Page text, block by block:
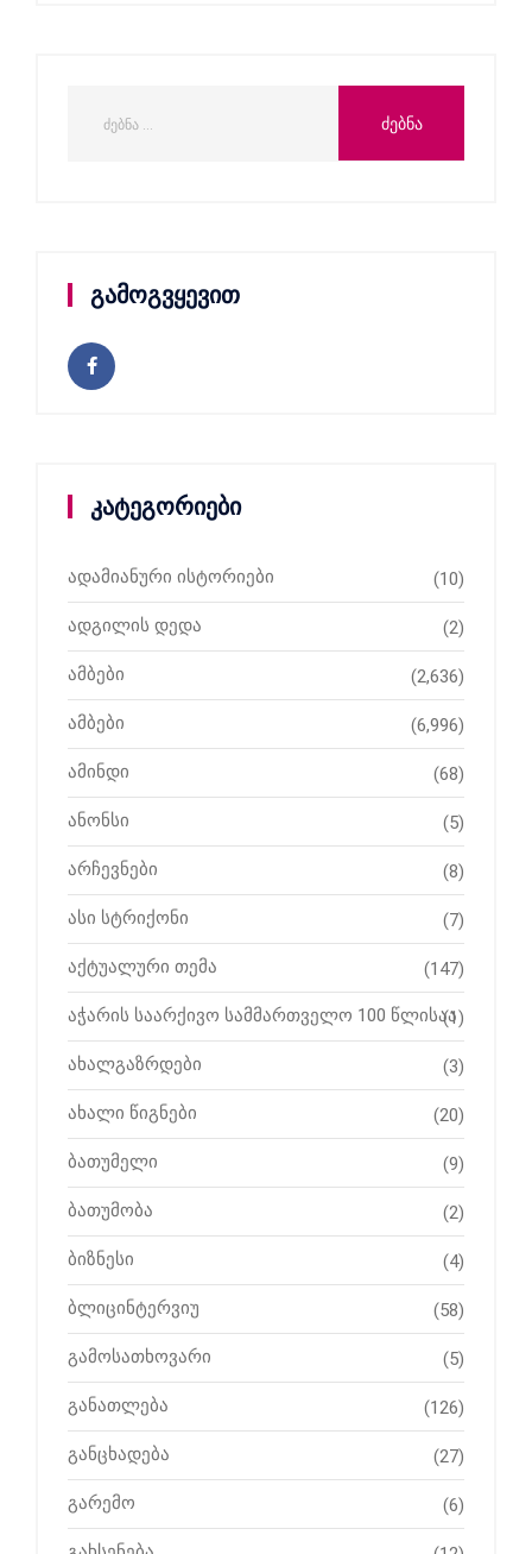
გამოგვყევით
კატეგორიები
ადამიანური ისტორიები (10)
ადგილის დედა (2)
ამბები (2,636)
ამბები (6,996)
ამინდი (68)
ანონსი (5)
არჩევნები (8)
ასი სტრიქონი (7)
აქტუალური თემა (147)
აჭარის საარქივო სამმართველო 100 წლისაა
(1)
ახალგაზრდები (3)
ახალი წიგნები (20)
ბათუმელი (9)
ბათუმობა (2)
ბიზნესი (4)
ბლიცინტერვიუ (58)
გამოსათხოვარი (5)
განათლება (126)
განცხადება (27)
გარემო (6)